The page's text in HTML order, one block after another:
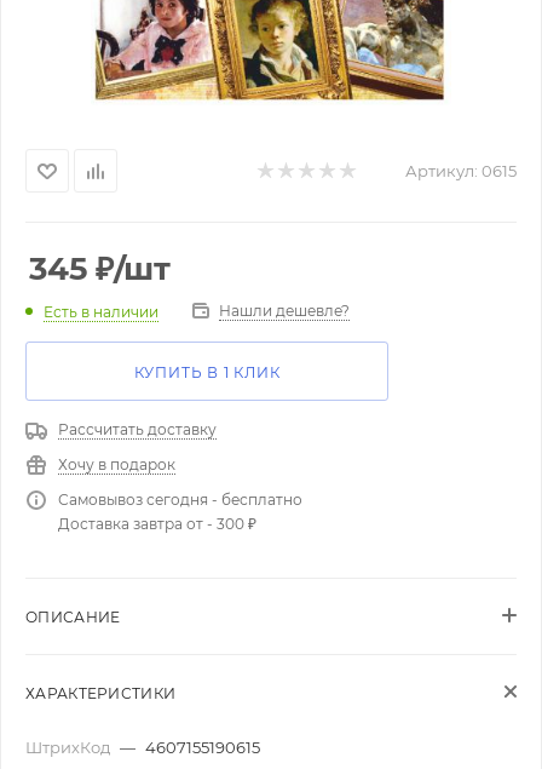
Артикул: 0615
345 ₽/шт
Есть в наличии Нашли дешевле?
КУПИТЬ В 1 КЛИК
Рассчитать доставку
Хочу в подарок
Самовывоз сегодня - бесплатно
Доставка завтра от - 300 ₽
ОПИСАНИЕ
ХАРАКТЕРИСТИКИ
ШтрихКод — 4607155190615